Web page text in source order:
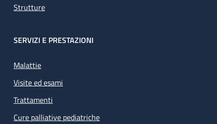
Strutture
SERVIZI E PRESTAZIONI
Malattie
Visite ed esami
Trattamenti
Cure palliative pediatriche